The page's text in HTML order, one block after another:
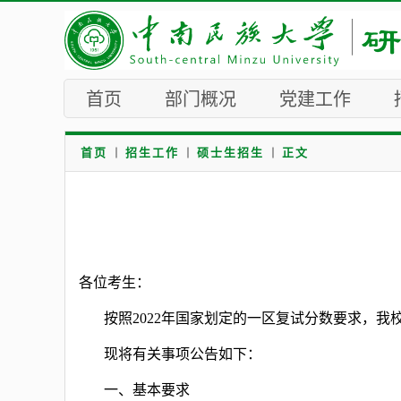
首页 部门概况 党建工作
首页 招生工作 硕士生招生 正文
各位考生：
按照2022年国家划定的一区复试分数要求，
现将有关事项公告如下：
一、基本要求